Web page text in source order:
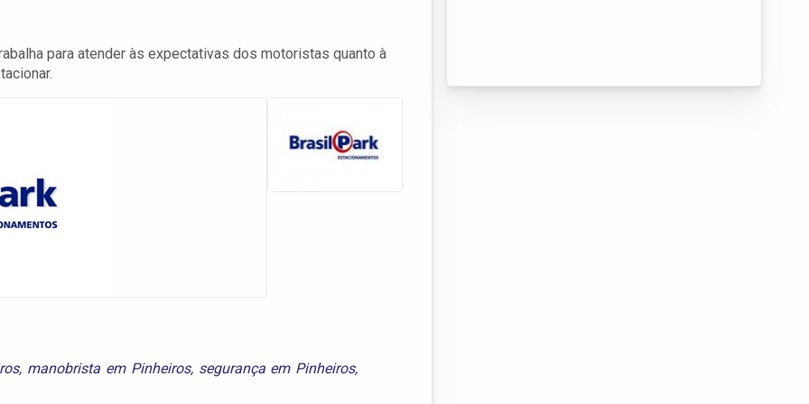
para atender às expectativas dos motoristas quanto à
, manobrista em Pinheiros, segurança em Pinheiros,